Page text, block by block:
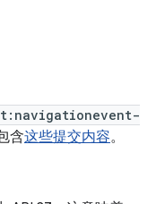
含这些提交内容。